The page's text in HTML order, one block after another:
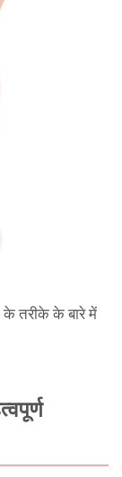
तरीके के बारे में